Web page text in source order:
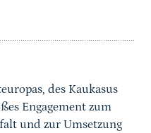
des Kaukasus
Engagement zum
und zur Umsetzung